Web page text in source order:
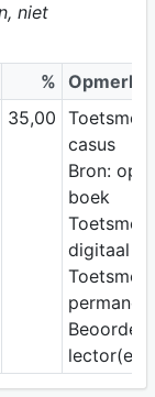
niet
%
35,00
casus
Bron:
boek
digitaal
lector(en)